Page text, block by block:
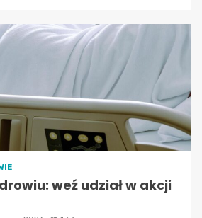
weź udział w akcji